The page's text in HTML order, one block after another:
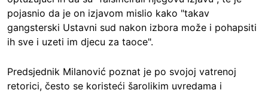
pojasnio da je on izjavom mislio kako "takav
gangsterski Ustavni sud nakon izbora može i pohapsiti
ih sve i uzeti im djecu za taoce".
Predsjednik Milanović poznat je po svojoj vatrenoj
retorici, često se koristeći šarolikim uvredama i